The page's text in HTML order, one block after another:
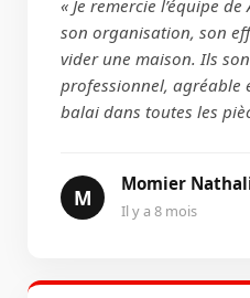
« Je remercie l’équipe de
son organisation, son
vider une maison. Ils
professionnel, agréable
balai dans toutes les
M
Momier
Il y a 8 mois